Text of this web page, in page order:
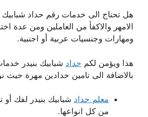
هل تحتاج الى خدمات رقم حداد شبابيك
الامهر والاكفأ من العاملين ومن عدة
ومهارات وجنسيات عربية أو اجنبية.
هذا ويؤمن لكم حداد شبابيك بنيدر
بالاضافة الى تامين حدادين مهرة حيث
معلم حداد شبابيك بنيدر لفك أو
من كل انواعها.